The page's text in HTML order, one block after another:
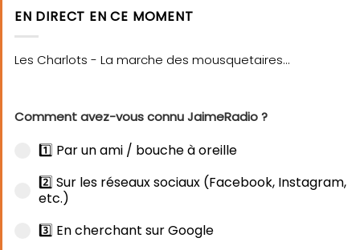
EN DIRECT EN CE MOMENT
Comment avez-vous connu JaimeRadio ?
1️⃣ Par un ami / bouche à oreille
2️⃣ Sur les réseaux sociaux (Facebook, Instagram,
etc.)
3️⃣ En cherchant sur Google